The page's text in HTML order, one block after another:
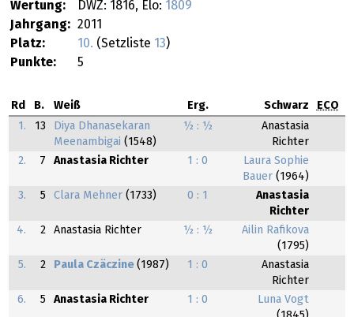
Wertung:
DWZ: 1816, Elo: 1809
Jahrgang: 2011
Platz:
10. (Setzliste 13)
Punkte:
5
Rd B. Weiß Erg. Schwarz
ECO
1.
13
Diya Dhanasekaran
Meenambigai (1548)
½ : ½
Anastasia
Richter
2.
7 Anastasia Richter 1 : 0
Laura Sophie
Bauer (1964)
3.
5 Clara Mehner (1733) 0 : 1
Anastasia
Richter
4.
2 Anastasia Richter ½ : ½
Ailin Rafikova
(1795)
5.
2 Paula Czäczine (1987) 1 : 0
Anastasia
Richter
6.
5 Anastasia Richter 1 : 0
Luna Vogt